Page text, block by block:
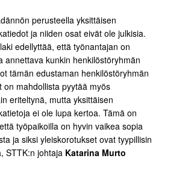
perusteella yksittäisen
ja niiden osat eivät ole julkisia.
edellyttää, että työnantajan on
annettava kunkin henkilöstöryhmän
tämän edustaman henkilöstöryhmän
on mahdollista pyytää myös
eriteltynä, mutta yksittäisen
ei ole lupa kertoa. Tämä on
työpaikoilla on hyvin vaikea sopia
ja siksi yleiskorotukset ovat tyypillisin
STTK:n johtaja Katarina Murto